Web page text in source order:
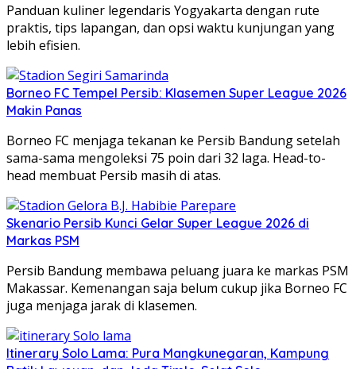
Panduan kuliner legendaris Yogyakarta dengan rute
praktis, tips lapangan, dan opsi waktu kunjungan yang
lebih efisien.
Borneo FC Tempel Persib: Klasemen Super League 2026
Makin Panas
Borneo FC menjaga tekanan ke Persib Bandung setelah
sama-sama mengoleksi 75 poin dari 32 laga. Head-to-
head membuat Persib masih di atas.
Skenario Persib Kunci Gelar Super League 2026 di
Markas PSM
Persib Bandung membawa peluang juara ke markas PSM
Makassar. Kemenangan saja belum cukup jika Borneo FC
juga menjaga jarak di klasemen.
Itinerary Solo Lama: Pura Mangkunegaran, Kampung